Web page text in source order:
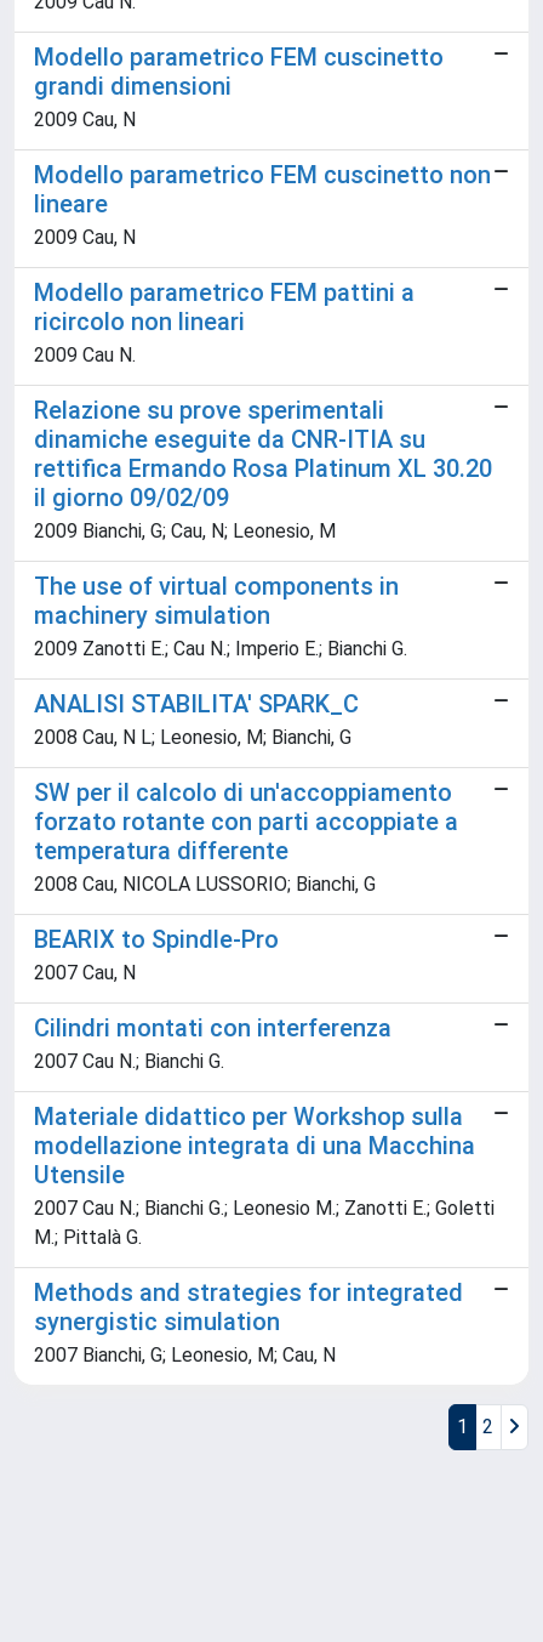
Modello parametrico FEM cuscinetto
grandi dimensioni
2009 Cau, N
Modello parametrico FEM cuscinetto non
lineare
2009 Cau, N
Modello parametrico FEM pattini a
ricircolo non lineari
2009 Cau N.
Relazione su prove sperimentali
dinamiche eseguite da CNR-ITIA su
rettifica Ermando Rosa Platinum XL 30.20
il giorno 09/02/09
2009 Bianchi, G; Cau, N; Leonesio, M
The use of virtual components in
machinery simulation
2009 Zanotti E.; Cau N.; Imperio E.; Bianchi G.
ANALISI STABILITA' SPARK_C
2008 Cau, N L; Leonesio, M; Bianchi, G
SW per il calcolo di un'accoppiamento
forzato rotante con parti accoppiate a
temperatura differente
2008 Cau, NICOLA LUSSORIO; Bianchi, G
BEARIX to Spindle-Pro
2007 Cau, N
Cilindri montati con interferenza
2007 Cau N.; Bianchi G.
Materiale didattico per Workshop sulla
modellazione integrata di una Macchina
Utensile
2007 Cau N.; Bianchi G.; Leonesio M.; Zanotti E.; Goletti
M.; Pittalà G.
Methods and strategies for integrated
synergistic simulation
2007 Bianchi, G; Leonesio, M; Cau, N
1 2